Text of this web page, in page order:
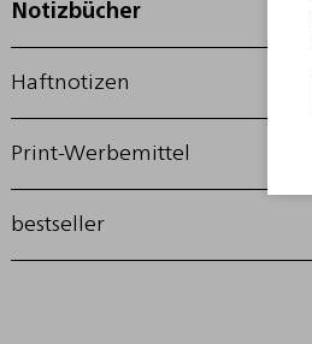
Notizbücher
Haftnotizen
Print-Werbemittel
bestseller